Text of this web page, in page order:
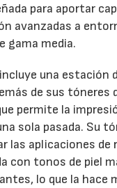
para aportar
avanzadas a
gama media.
una estación
de sus tóneres
permite la
sola pasada. Su
las aplicaciones
con tonos de piel
lo que la hace